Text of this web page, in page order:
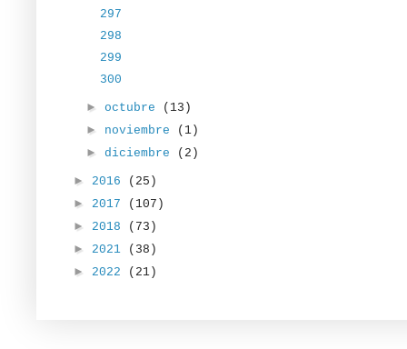
297
298
299
300
►octubre
(13)
► noviembre
(1)
► diciembre
(2)
► 2016
(25)
► 2017
(107)
► 2018
(73)
► 2021
(38)
► 2022 (21)